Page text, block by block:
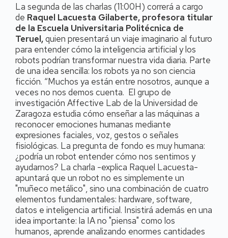
La segunda de las charlas (11:00H) correrá a cargo
de Raquel Lacuesta Gilaberte, profesora titular
de la Escuela Universitaria Politécnica de
Teruel,quien presentará un viaje imaginario al futuro
para entender cómo la inteligencia artificial y los
robots podrían transformar nuestra vida diaria. Parte
de una idea sencilla: los robots ya no son ciencia
ficción. “Muchos ya están entre nosotros, aunque a
veces no nos demos cuenta. El grupo de
investigación Affective Lab de la Universidad de
Zaragoza estudia cómo enseñar a las máquinas a
reconocer emociones humanas mediante
expresiones faciales, voz, gestos o señales
fisiológicas. La pregunta de fondo es muy humana:
¿podría un robot entender cómo nos sentimos y
ayudarnos? La charla -explica Raquel Lacuesta-
apuntará que un robot no es simplemente un
"muñeco metálico", sino una combinación de cuatro
elementos fundamentales: hardware, software,
datos e inteligencia artificial. Insistirá además en una
idea importante: la IA no "piensa" como los
humanos, aprende analizando enormes cantidades